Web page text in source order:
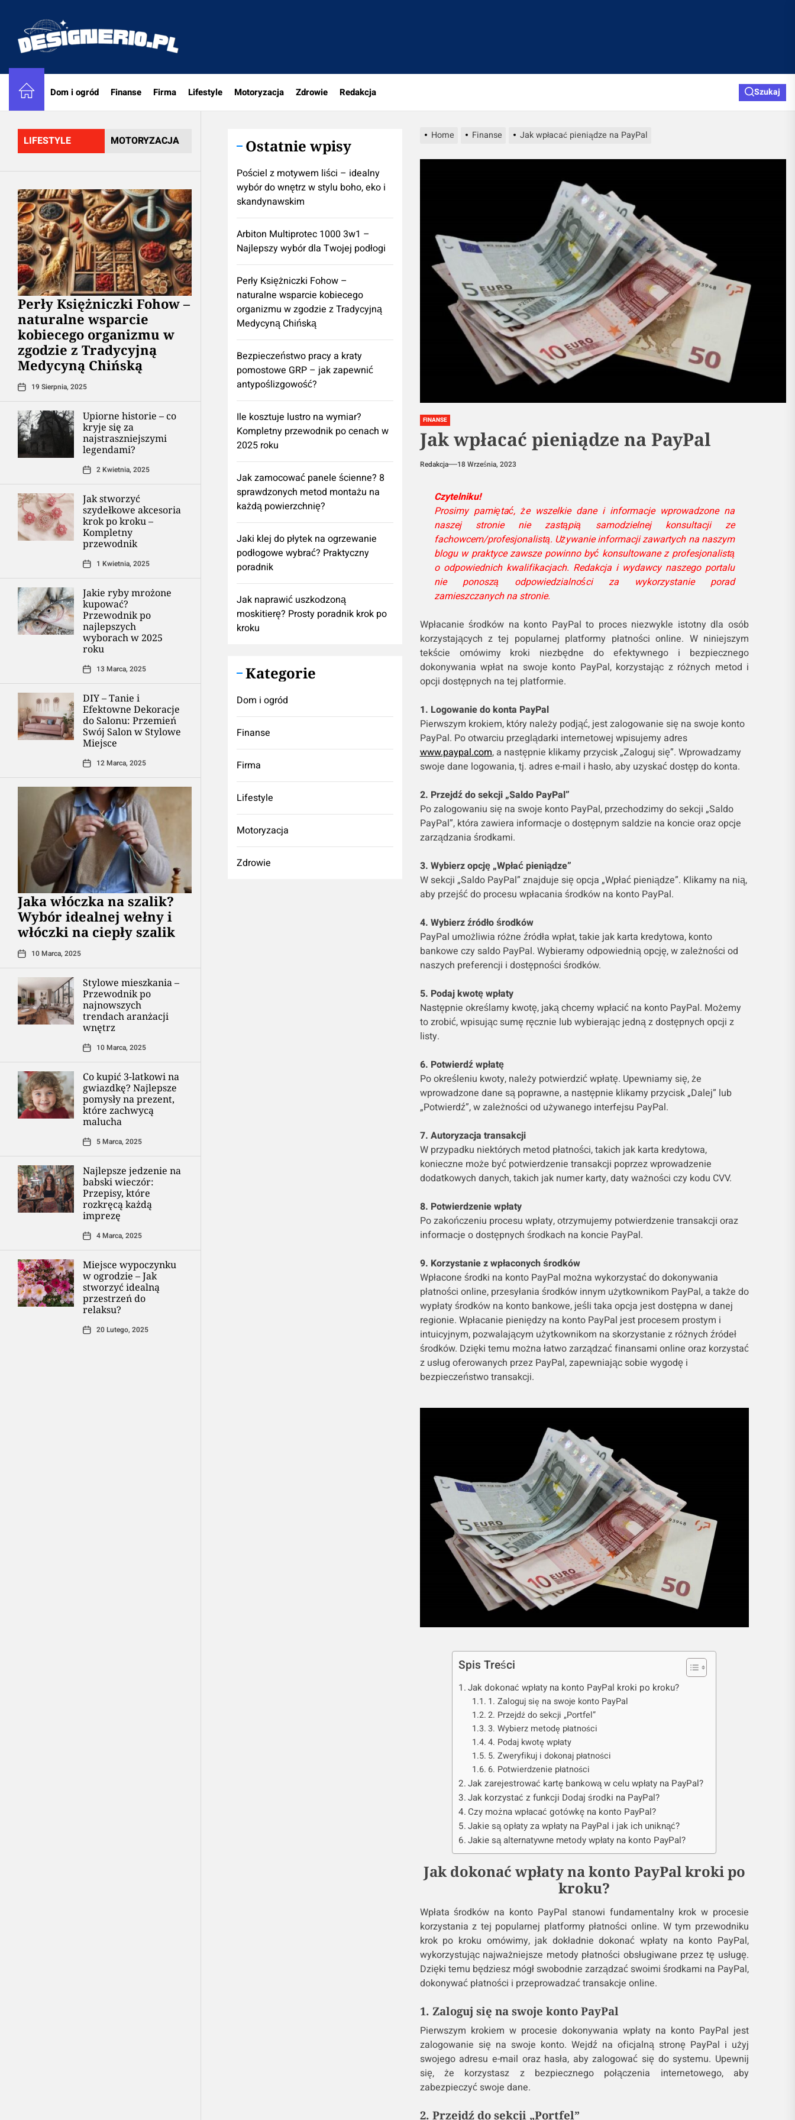
content
Dom i ogród Finanse Firma Lifestyle Motoryzacja Zdrowie Redakcja Szukaj
LIFESTYLE MOTORYZACJA
Perły Księżniczki Fohow –
naturalne wsparcie
kobiecego organizmu w
zgodzie z Tradycyjną
Medycyną Chińską
19 Sierpnia, 2025
Upiorne historie – co
kryje się za
najstraszniejszymi
legendami?
2 Kwietnia, 2025
Jak stworzyć
szydełkowe akcesoria
krok po kroku –
Kompletny
przewodnik
1 Kwietnia, 2025
Jakie ryby mrożone
kupować?
Przewodnik po
najlepszych
wyborach w 2025
roku
13 Marca, 2025
DIY – Tanie i
Efektowne Dekoracje
do Salonu: Przemień
Swój Salon w Stylowe
Miejsce
12 Marca, 2025
Jaka włóczka na szalik?
Wybór idealnej wełny i
włóczki na ciepły szalik
10 Marca, 2025
Stylowe mieszkania –
Przewodnik po
najnowszych
trendach aranżacji
wnętrz
10 Marca, 2025
Co kupić 3-latkowi na
gwiazdkę? Najlepsze
pomysły na prezent,
które zachwycą
malucha
5 Marca, 2025
Najlepsze jedzenie na
babski wieczór:
Przepisy, które
rozkręcą każdą
imprezę
4 Marca, 2025
Miejsce wypoczynku
w ogrodzie – Jak
stworzyć idealną
przestrzeń do
relaksu?
20 Lutego, 2025
Home Finanse Jak wpłacać pieniądze na PayPal
FINANSE
Jak wpłacać pieniądze na PayPal
Redakcja 18 Września, 2023
Czytelniku!
Prosimy pamiętać, że wszelkie dane i informacje wprowadzone na
naszej stronie nie zastąpią samodzielnej konsultacji ze
fachowcem/profesjonalistą. Używanie informacji zawartych na naszym
blogu w praktyce zawsze powinno być konsultowane z profesjonalistą
o odpowiednich kwalifikacjach. Redakcja i wydawcy naszego portalu
nie ponoszą odpowiedzialności za wykorzystanie porad
zamieszczanych na stronie.
Wpłacanie środków na konto PayPal to proces niezwykle istotny dla osób
korzystających z tej popularnej platformy płatności online. W niniejszym
tekście omówimy kroki niezbędne do efektywnego i bezpiecznego
dokonywania wpłat na swoje konto PayPal, korzystając z różnych metod i
opcji dostępnych na tej platformie.
1. Logowanie do konta PayPal
Pierwszym krokiem, który należy podjąć, jest zalogowanie się na swoje konto
PayPal. Po otwarciu przeglądarki internetowej wpisujemy adres
www.paypal.com, a następnie klikamy przycisk „Zaloguj się”. Wprowadzamy
swoje dane logowania, tj. adres e-mail i hasło, aby uzyskać dostęp do konta.
2. Przejdź do sekcji „Saldo PayPal”
Po zalogowaniu się na swoje konto PayPal, przechodzimy do sekcji „Saldo
PayPal”, która zawiera informacje o dostępnym saldzie na koncie oraz opcje
zarządzania środkami.
3. Wybierz opcję „Wpłać pieniądze”
W sekcji „Saldo PayPal” znajduje się opcja „Wpłać pieniądze”. Klikamy na nią,
aby przejść do procesu wpłacania środków na konto PayPal.
4. Wybierz źródło środków
PayPal umożliwia różne źródła wpłat, takie jak karta kredytowa, konto
bankowe czy saldo PayPal. Wybieramy odpowiednią opcję, w zależności od
naszych preferencji i dostępności środków.
5. Podaj kwotę wpłaty
Następnie określamy kwotę, jaką chcemy wpłacić na konto PayPal. Możemy
to zrobić, wpisując sumę ręcznie lub wybierając jedną z dostępnych opcji z
listy.
6. Potwierdź wpłatę
Po określeniu kwoty, należy potwierdzić wpłatę. Upewniamy się, że
wprowadzone dane są poprawne, a następnie klikamy przycisk „Dalej” lub
„Potwierdź”, w zależności od używanego interfejsu PayPal.
7. Autoryzacja transakcji
W przypadku niektórych metod płatności, takich jak karta kredytowa,
konieczne może być potwierdzenie transakcji poprzez wprowadzenie
dodatkowych danych, takich jak numer karty, daty ważności czy kodu CVV.
8. Potwierdzenie wpłaty
Po zakończeniu procesu wpłaty, otrzymujemy potwierdzenie transakcji oraz
informacje o dostępnych środkach na koncie PayPal.
9. Korzystanie z wpłaconych środków
Wpłacone środki na konto PayPal można wykorzystać do dokonywania
płatności online, przesyłania środków innym użytkownikom PayPal, a także do
wypłaty środków na konto bankowe, jeśli taka opcja jest dostępna w danej
regionie. Wpłacanie pieniędzy na konto PayPal jest procesem prostym i
intuicyjnym, pozwalającym użytkownikom na skorzystanie z różnych źródeł
środków. Dzięki temu można łatwo zarządzać finansami online oraz korzystać
z usług oferowanych przez PayPal, zapewniając sobie wygodę i
bezpieczeństwo transakcji.
Spis Treści
Jak dokonać wpłaty na konto PayPal kroki po kroku?
1. Zaloguj się na swoje konto PayPal
2. Przejdź do sekcji „Portfel”
3. Wybierz metodę płatności
4. Podaj kwotę wpłaty
5. Zweryfikuj i dokonaj płatności
6. Potwierdzenie płatności
Jak zarejestrować kartę bankową w celu wpłaty na PayPal?
Jak korzystać z funkcji Dodaj środki na PayPal?
Czy można wpłacać gotówkę na konto PayPal?
Jakie są opłaty za wpłaty na PayPal i jak ich uniknąć?
Jakie są alternatywne metody wpłaty na konto PayPal?
Jak dokonać wpłaty na konto PayPal kroki po
kroku?
Wpłata środków na konto PayPal stanowi fundamentalny krok w procesie
korzystania z tej popularnej platformy płatności online. W tym przewodniku
krok po kroku omówimy, jak dokładnie dokonać wpłaty na konto PayPal,
wykorzystując najważniejsze metody płatności obsługiwane przez tę usługę.
Dzięki temu będziesz mógł swobodnie zarządzać swoimi środkami na PayPal,
dokonywać płatności i przeprowadzać transakcje online.
1. Zaloguj się na swoje konto PayPal
Pierwszym krokiem w procesie dokonywania wpłaty na konto PayPal jest
zalogowanie się na swoje konto. Wejdź na oficjalną stronę PayPal i użyj
swojego adresu e-mail oraz hasła, aby zalogować się do systemu. Upewnij
się, że korzystasz z bezpiecznego połączenia internetowego, aby
zabezpieczyć swoje dane.
2. Przejdź do sekcji „Portfel”
Ostatnie wpisy
Pościel z motywem liści – idealny
wybór do wnętrz w stylu boho, eko i
skandynawskim
Arbiton Multiprotec 1000 3w1 –
Najlepszy wybór dla Twojej podłogi
Perły Księżniczki Fohow –
naturalne wsparcie kobiecego
organizmu w zgodzie z Tradycyjną
Medycyną Chińską
Bezpieczeństwo pracy a kraty
pomostowe GRP – jak zapewnić
antypoślizgowość?
Ile kosztuje lustro na wymiar?
Kompletny przewodnik po cenach w
2025 roku
Jak zamocować panele ścienne? 8
sprawdzonych metod montażu na
każdą powierzchnię?
Jaki klej do płytek na ogrzewanie
podłogowe wybrać? Praktyczny
poradnik
Jak naprawić uszkodzoną
moskitierę? Prosty poradnik krok po
kroku
Kategorie
Dom i ogród
Finanse
Firma
Lifestyle
Motoryzacja
Zdrowie